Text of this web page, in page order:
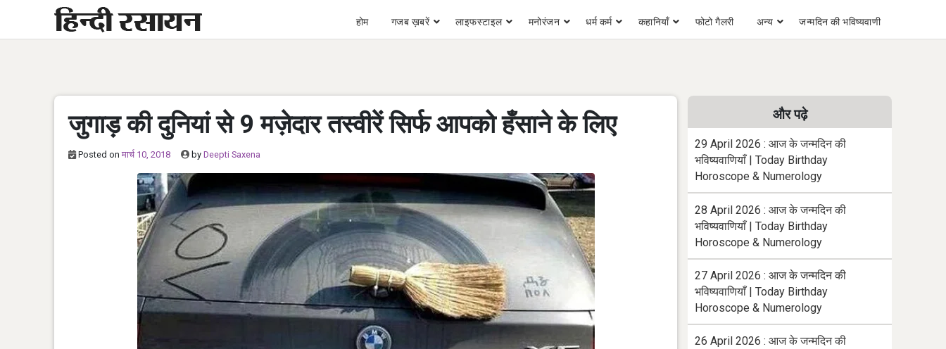
content
होम गजब ख़बरें लाइफस्टाइल मनोरंजन धर्म कर्म कहानियाँ फोटो गैलरी अन्य जन्मदिन की भविष्यवाणी
जुगाड़ की दुनियां से 9 मज़ेदार तस्वीरें सिर्फ आपको हँसाने के लिए
Posted on मार्च 10, 2018 by Deepti Saxena
और पढ़े
29 April 2026 : आज के जन्मदिन की
भविष्यवाणियाँ | Today Birthday
Horoscope & Numerology
28 April 2026 : आज के जन्मदिन की
भविष्यवाणियाँ | Today Birthday
Horoscope & Numerology
27 April 2026 : आज के जन्मदिन की
भविष्यवाणियाँ | Today Birthday
Horoscope & Numerology
26 April 2026 : आज के जन्मदिन की